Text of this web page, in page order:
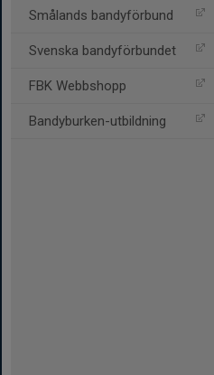
Smålands bandyförbund
Svenska bandyförbundet
FBK Webbshopp
Bandyburken-utbildning